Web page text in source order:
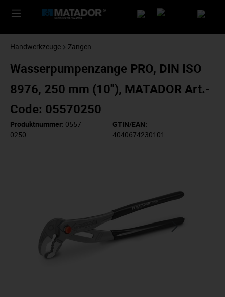
Handwerkzeuge Zangen
Wasserpumpenzange PRO, DIN ISO
8976, 250 mm (10"), MATADOR Art.-
Code: 05570250
Produktnummer: 0557
0250
GTIN/EAN:
4040674230101